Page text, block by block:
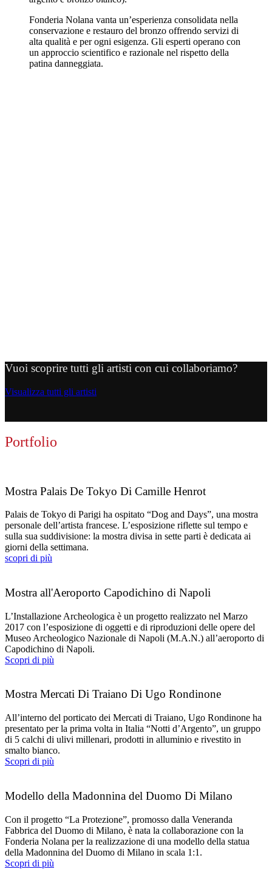
Fonderia Nolana vanta un’esperienza consolidata nella
conservazione e restauro del bronzo offrendo servizi di
alta qualità e per ogni esigenza. Gli esperti operano con
un approccio scientifico e razionale nel rispetto della
patina danneggiata.
Vuoi scoprire tutti gli artisti con cui collaboriamo?
Visualizza tutti gli artisti
Portfolio
Mostra Palais De Tokyo Di Camille Henrot
Palais de Tokyo di Parigi ha ospitato “Dog and Days”, una mostra
personale dell’artista francese. L’esposizione riflette sul tempo e
sulla sua suddivisione: la mostra divisa in sette parti è dedicata ai
giorni della settimana.
scopri di più
Mostra all'Aeroporto Capodichino di Napoli
L’Installazione Archeologica è un progetto realizzato nel Marzo
2017 con l’esposizione di oggetti e di riproduzioni delle opere del
Museo Archeologico Nazionale di Napoli (M.A.N.) all’aeroporto di
Capodichino di Napoli.
Scopri di più
Mostra Mercati Di Traiano Di Ugo Rondinone
All’interno del porticato dei Mercati di Traiano, Ugo Rondinone ha
presentato per la prima volta in Italia “Notti d’Argento”, un gruppo
di 5 calchi di ulivi millenari, prodotti in alluminio e rivestito in
smalto bianco.
Scopri di più
Modello della Madonnina del Duomo Di Milano
Con il progetto “La Protezione”, promosso dalla Veneranda
Fabbrica del Duomo di Milano, è nata la collaborazione con la
Fonderia Nolana per la realizzazione di una modello della statua
della Madonnina del Duomo di Milano in scala 1:1.
Scopri di più